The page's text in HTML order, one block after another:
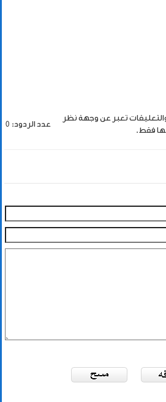
تعبر عن وجهة نظر
فقط.
عدد الردود: 0